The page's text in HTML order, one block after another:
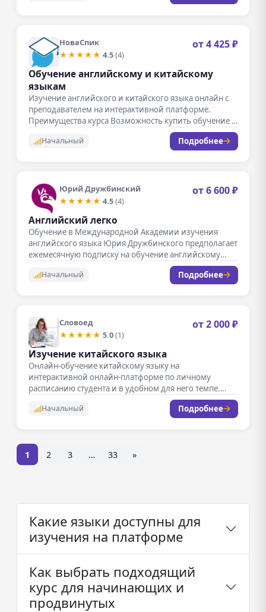
НоваСпик
★★★★★ 4.5(4)
от 4 425 ₽
Обучение английскому и китайскому
языкам
Изучение английского и китайского языка онлайн с
преподавателем на интерактивной платформе.
Преимущества курса Возможность купить обучение в
Начальный Подробнее
Юрий Дружбинский
★★★★★ 4.5(4)
от 6 600 ₽
Английский легко
Обучение в Международной Академии изучения
английского языка Юрия Дружбинского предполагает
ежемесячную подписку на обучение английскому
Начальный Подробнее
Словоед
★★★★★ 5.0(1)
от 2 000 ₽
Изучение китайского языка
Онлайн-обучение китайскому языку на
интерактивной онлайн-платформе по личному
расписанию студента и в удобном для него темпе.
Начальный Подробнее
1 2 3 … 33 »
Какие языки доступны для
изучения на платформе
Как выбрать подходящий
курс для начинающих и
продвинутых